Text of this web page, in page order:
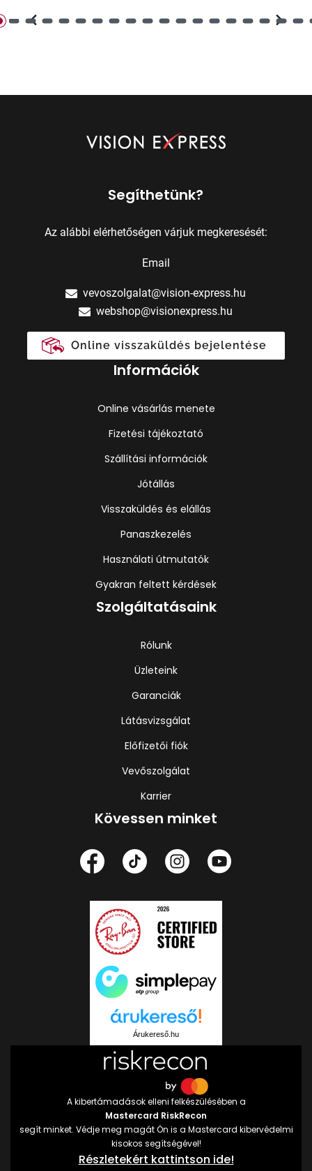
Segíthetünk?
Az alábbi elérhetőségen várjuk megkeresését:
Email
vevoszolgalat@vision-express.hu
webshop@visionexpress.hu
Online visszaküldés bejelentése
Információk
Online vásárlás menete
Fizetési tájékoztató
Szállítási információk
Jótállás
Visszaküldés és elállás
Panaszkezelés
Használati útmutatók
Gyakran feltett kérdések
Szolgáltatásaink
Rólunk
Üzleteink
Garanciák
Látásvizsgálat
Előfizetői fiók
Vevőszolgálat
Karrier
Kövessen minket
Árukereső.hu
A kibertámadások elleni felkészülésében a
Mastercard RiskRecon
segít minket. Védje meg magát Ön is a Mastercard kibervédelmi
kisokos segítségével!
Részletekért kattintson ide!